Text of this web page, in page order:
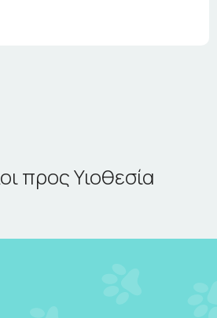
προς Υιοθεσία